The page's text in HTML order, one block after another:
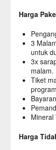
Harga
3
untuk
3x
malam.
Tiket
Mineral
Harga